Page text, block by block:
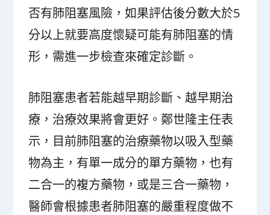
否有肺阻塞風險，如果評估後分數大於5
分以上就要高度懷疑可能有肺阻塞的情
形，需進一步檢查來確定診斷。
肺阻塞患者若能越早期診斷、越早期治
療，治療效果將會更好。鄭世隆主任表
示，目前肺阻塞的治療藥物以吸入型藥
物為主，有單一成分的單方藥物，也有
二合一的複方藥物，或是三合一藥物，
醫師會根據患者肺阻塞的嚴重程度做不